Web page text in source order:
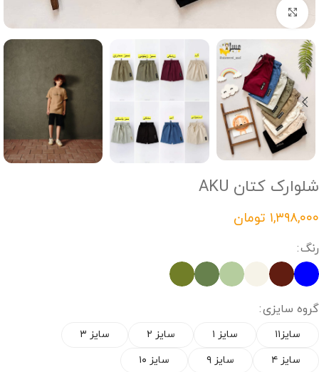
Click to enlarge
شلوارک کتان AKU
تومان
رنگ
گروه سایزی
سایز۱۱ سایز ۱ سایز ۲
سایز ۳
سایز ۴
سایز ۹ سایز ۱۰